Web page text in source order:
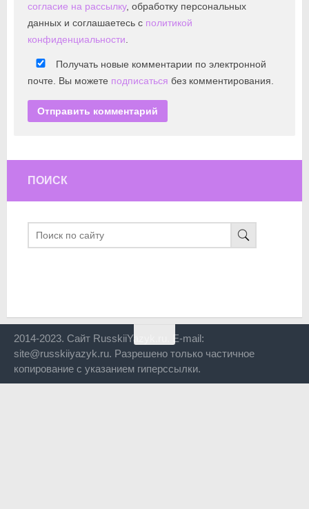
согласие на рассылку, обработку персональных
данных и соглашаетесь с политикой
конфиденциальности
Получать новые комментарии по электронной
почте. Вы можете подписаться без комментирования.
ПОИСК
2014-2023. Сайт RusskiiYazyk.ru. E-mail:
site@russkiiyazyk.ru. Разрешено только частичное
копирование с указанием гиперссылки.